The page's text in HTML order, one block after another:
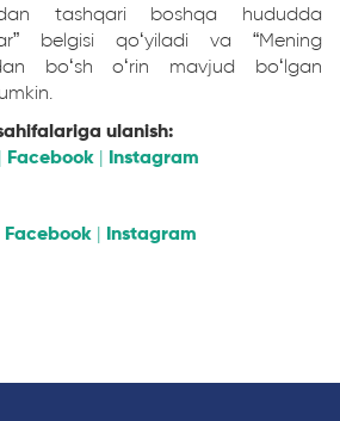
tashqari boshqa hududda
belgisi qo‘yiladi va “Mening
bo‘sh o‘rin mavjud bo‘lgan
ulanish:
| Facebook | Instagram
Facebook | Instagram